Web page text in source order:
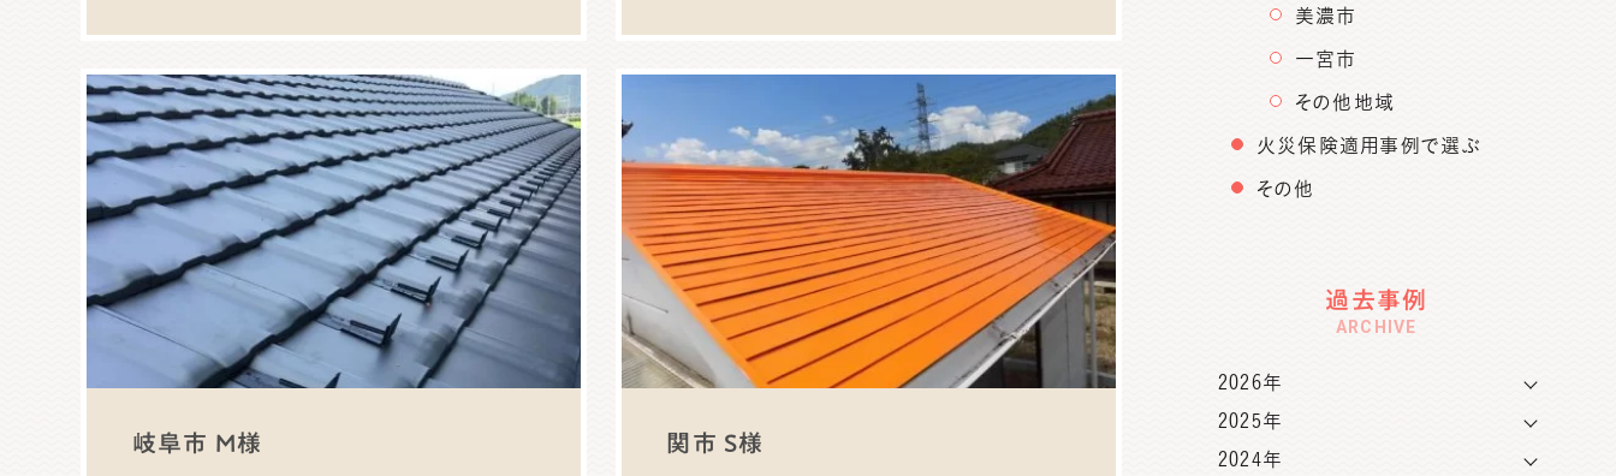
岐阜市 M様 関市 S様
美濃市
一宮市
その他地域
火災保険適用事例で選ぶ
その他
過去事例
ARCHIVE
2026年
2025年
2024年